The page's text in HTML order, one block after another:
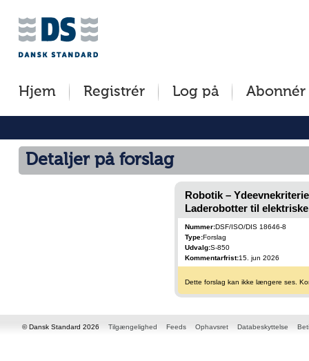
Jump
[s]Hjem Registrér Log på Abonnér
Detaljer på forslag
Robotik –
Laderobotter til
Nummer:DSF/ISO/DIS 18646-8
Type:Forslag
Udvalg:S-850
Kommentarfrist:15. jun 2026
Dette forslag kan ikke længere ses.
© Dansk Standard 2026 Tilgængelighed Feeds Ophavsret Databeskyttelse